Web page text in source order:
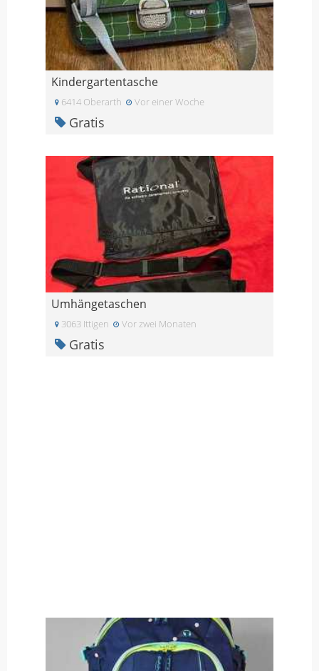
Kindergartentasche
6414 Oberarth Vor einer Woche
Gratis
Umhängetaschen
3063 Ittigen Vor zwei Monaten
Gratis